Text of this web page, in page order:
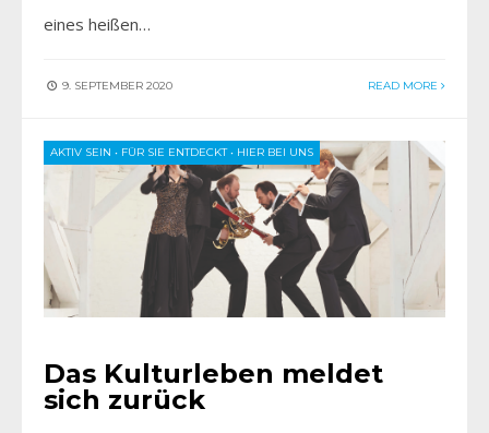
eines heißen…
9. SEPTEMBER 2020 READ MORE
AKTIV SEIN • FÜR SIE ENTDECKT• HIER BEI UNS
Das Kulturleben meldet
sich zurück